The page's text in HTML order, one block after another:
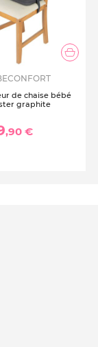
de chaise bébé
graphite
,90 €